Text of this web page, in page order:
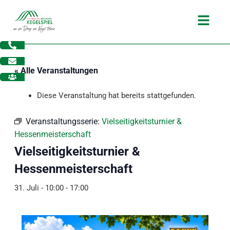
Inhalt
springen
Main
« Alle Veranstaltungen
Diese Veranstaltung hat bereits stattgefunden.
Veranstaltungsserie: Vielseitigkeitsturnier &
Hessenmeisterschaft
Vielseitigkeitsturnier &
Hessenmeisterschaft
31. Juli - 10:00- 17:00